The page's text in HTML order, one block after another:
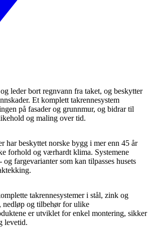
leder bort regnvann fra taket, og beskytter
Et komplett takrennesystem
på fasader og grunnmur, og bidrar til
og maling over tid.
har beskyttet norske bygg i mer enn 45 år
forhold og værhardt klima. Systemene
fargevarianter som kan tilpasses husets
takrennesystemer i stål, zink og
nedløp og tilbehør for ulike
er utviklet for enkel montering, sikker
levetid.